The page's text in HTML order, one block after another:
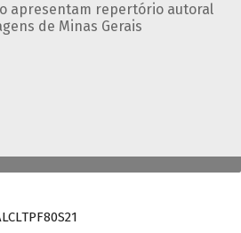
apresentam repertório autoral
de Minas Gerais